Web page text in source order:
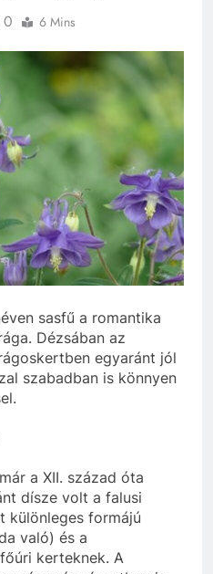
0 6 Mins
sasfű a romantika
Dézsában az
egyaránt jól
szabadban is könnyen
a XII. század óta
dísze volt a falusi
különleges formájú
való) és a
kerteknek. A